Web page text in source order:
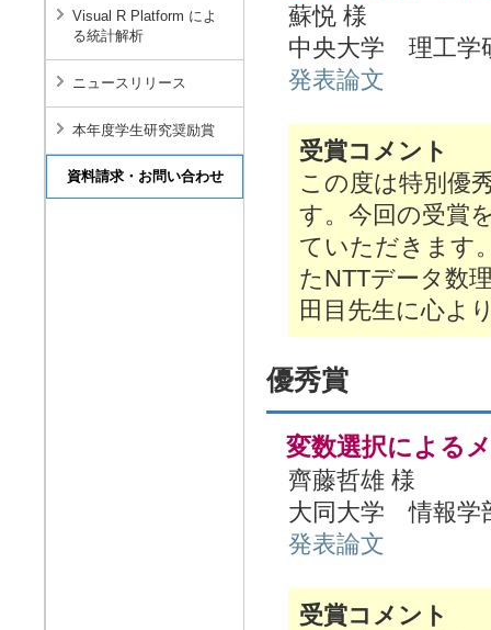
蘇悦 様
中央大学 理工学
発表論文
受賞コメント
この度は特別優
す。今回の受賞
ていただきます
たNTTデータ数
田目先生に心よ
優秀賞
変数選択による
齊藤哲雄 様
大同大学 情報学
発表論文
受賞コメント
Visual R Platform によ
る統計解析
ニュースリリース
本年度学生研究奨励賞